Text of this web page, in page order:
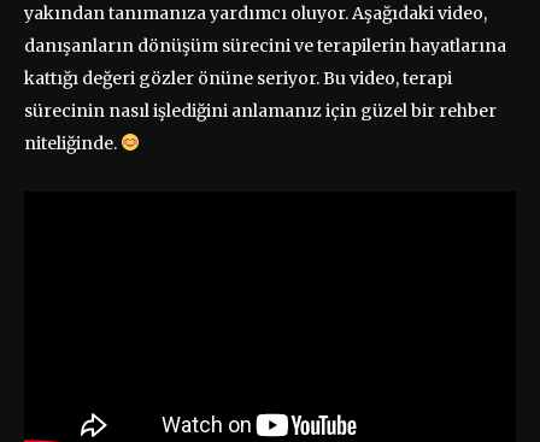
yakından tanımanıza yardımcı oluyor. Aşağıdaki video,
danışanların dönüşüm sürecini ve terapilerin hayatlarına
kattığı değeri gözler önüne seriyor. Bu video, terapi
sürecinin nasıl işlediğini anlamanız için güzel bir rehber
niteliğinde.